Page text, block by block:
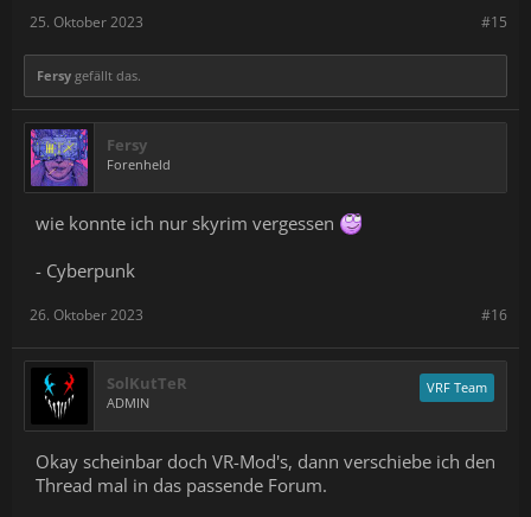
#15
25. Oktober 2023
Fersy gefällt das.
Fersy
Forenheld
wie konnte ich nur skyrim vergessen
- Cyberpunk
#16
26. Oktober 2023
SolKutTeR
ADMIN
VRF Team
Okay scheinbar doch VR-Mod's, dann verschiebe ich den
Thread mal in das passende Forum.